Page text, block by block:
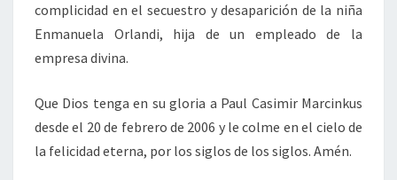
complicidad en el secuestro y desaparición de la niña
Enmanuela Orlandi, hija de un empleado de la
empresa divina.
Que Dios tenga en su gloria a Paul Casimir Marcinkus
desde el 20 de febrero de 2006 y le colme en el cielo de
la felicidad eterna, por los siglos de los siglos. Amén.